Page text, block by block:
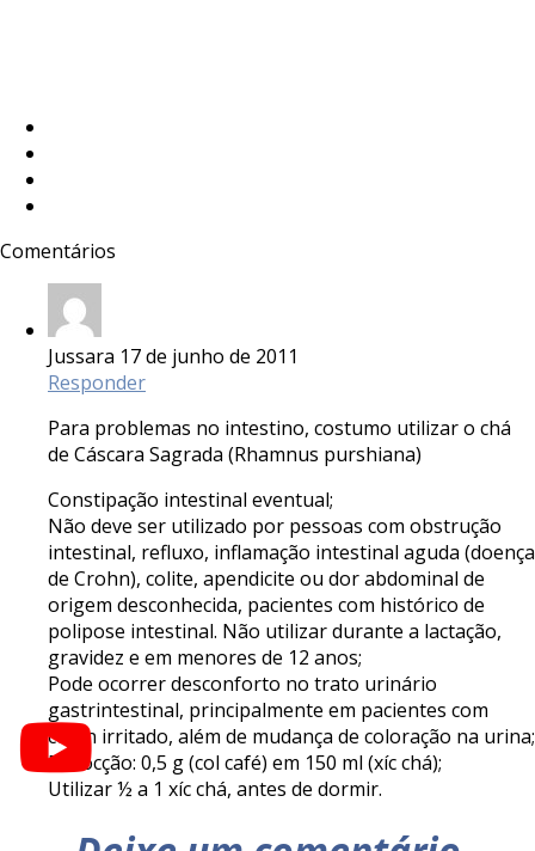
Comentários
Jussara 17 de junho de 2011
Responder
Para problemas no intestino, costumo utilizar o chá
de Cáscara Sagrada (Rhamnus purshiana)
Constipação intestinal eventual;
Não deve ser utilizado por pessoas com obstrução
intestinal, refluxo, inflamação intestinal aguda (doença
de Crohn), colite, apendicite ou dor abdominal de
origem desconhecida, pacientes com histórico de
polipose intestinal. Não utilizar durante a lactação,
gravidez e em menores de 12 anos;
Pode ocorrer desconforto no trato urinário
gastrintestinal, principalmente em pacientes com
cólon irritado, além de mudança de coloração na urina;
Decocção: 0,5 g (col café) em 150 ml (xíc chá);
Utilizar ½ a 1 xíc chá, antes de dormir.